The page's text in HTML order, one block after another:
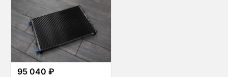
95 040 ₽